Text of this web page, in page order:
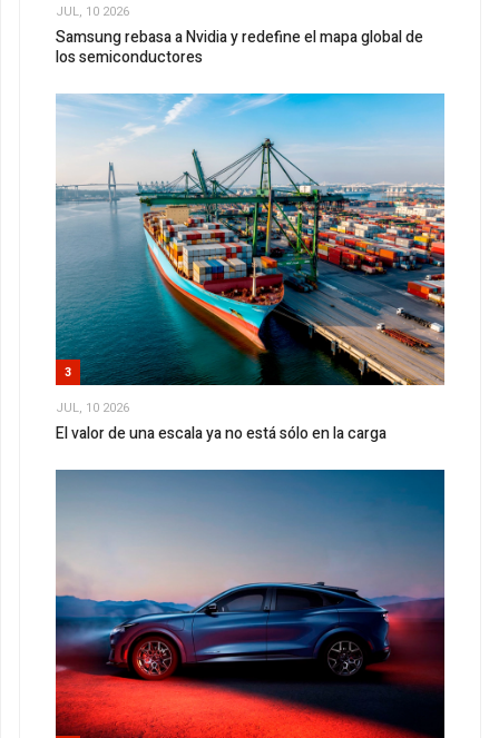
JUL, 10 2026
Samsung rebasa a Nvidia y redefine el mapa global de
los semiconductores
3
JUL, 10 2026
El valor de una escala ya no está sólo en la carga